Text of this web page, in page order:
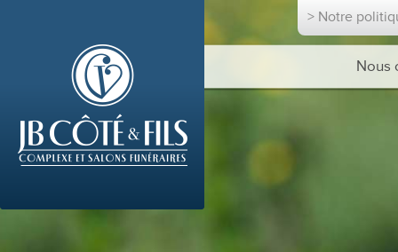
> Notre
Nous